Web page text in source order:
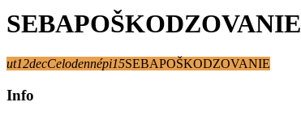
SEBAPOŠKODZOVANIE
ut12decCelodennépi15SEBAPOŠKODZOVANIE
Info